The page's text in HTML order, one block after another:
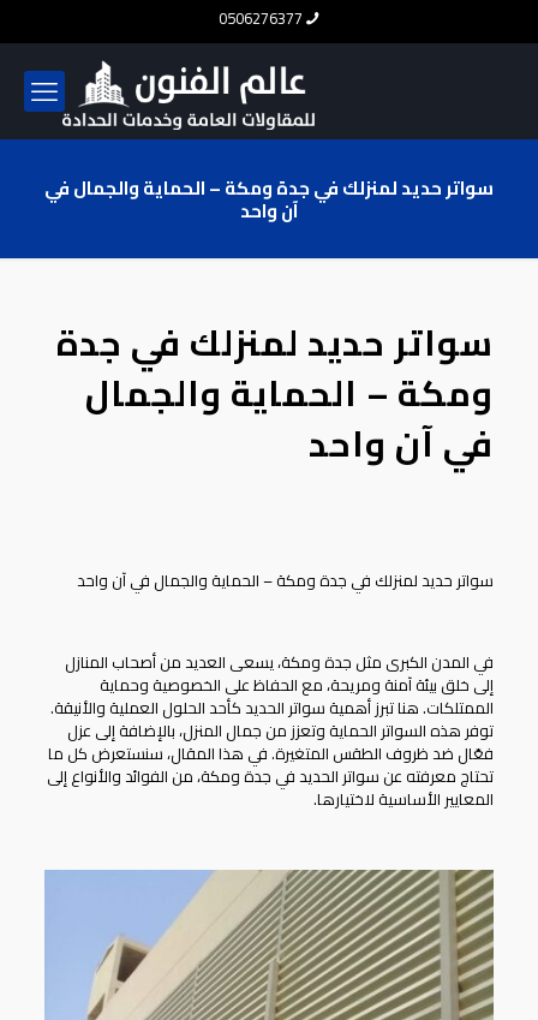
0506276377
سواتر حديد لمنزلك في جدة ومكة – الحماية والجمال في
آن واحد
سواتر حديد لمنزلك في جدة
ومكة – الحماية والجمال
في آن واحد
سواتر حديد لمنزلك في جدة ومكة – الحماية والجمال في آن واحد
في المدن الكبرى مثل جدة ومكة، يسعى العديد من أصحاب المنازل
إلى خلق بيئة آمنة ومريحة، مع الحفاظ على الخصوصية وحماية
الممتلكات. هنا تبرز أهمية سواتر الحديدكأحد الحلول العملية والأنيقة.
توفر هذه السواتر الحماية وتعزز من جمال المنزل، بالإضافة إلى عزل
فعّال ضد ظروف الطقس المتغيرة. في هذا المقال، سنستعرض كل ما
تحتاج معرفته عن سواتر الحديد في جدة ومكة، من الفوائد والأنواع إلى
المعايير الأساسية لاختيارها.